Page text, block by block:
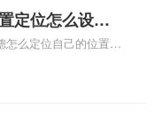
中心地址标注上地图
知识，详情可查看下方
定位怎么设置
图标注服务中
图位置定位怎
怎么定位自己的位置
位怎么设置往上走、